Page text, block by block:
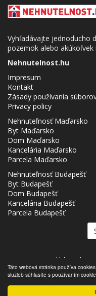
Táto webová stránka používa
služieb súhlasíte s používaním
Vyhľadávajte jednoducho
pozemok alebo
Nehnutelnost.hu
Impresum
Kontakt
Zásady používania
Privacy policy
Nehnuteľnosť Maďarsko
Byt Maďarsko
Dom Maďarsko
Kancelária Maďarsko
Parcela Maďarsko
Nehnuteľnosť Budapešť
Byt Budapešť
Dom Budapešť
Kancelária Budapešť
Parcela Budapešť
- Nehnutelnost.hu